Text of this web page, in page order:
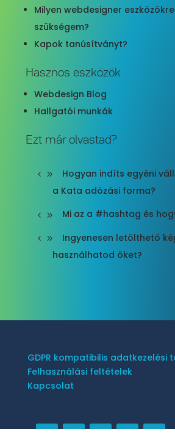
Milyen webdesigner
szükségem?
Kapok tanúsítványt?
Hasznos eszközök
Webdesign Blog
Hallgatói munkák
Ezt már olvastad?
Hogyan indíts egyéni
a Kata adózási forma?
Mi az a #hashtag és
Ingyenesen letölthető
használhatod őket?
GDPR kompatibilis adatkezelési
Felhasználási feltételek
Kapcsolat